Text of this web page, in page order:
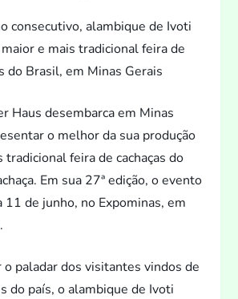
consecutivo, alambique de Ivoti
e mais tradicional feira de
do Brasil, em Minas Gerais
Haus desembarca em Minas
o melhor da sua produção
tradicional feira de cachaças do
Em sua 27ª edição, o evento
11 de junho, no Expominas, em
o paladar dos visitantes vindos de
do país, o alambique de Ivoti